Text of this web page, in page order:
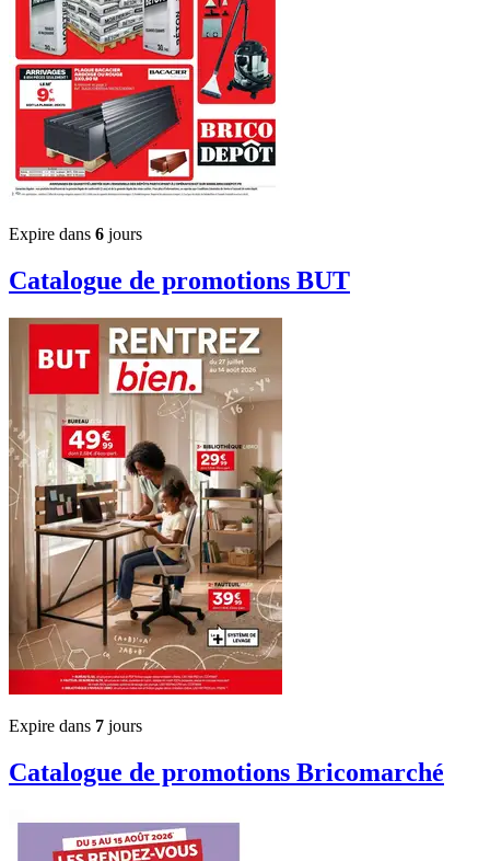
Expire dans 6 jours
Catalogue de promotions BUT
Expire dans 7 jours
Catalogue de promotions Bricomarché